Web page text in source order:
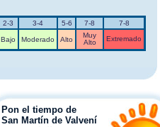
2-3 3-4 5-6 7-8 7-8
Bajo Moderado Alto
Muy
Alto
Extremado
Pon el tiempo de
San Martín de Valvení